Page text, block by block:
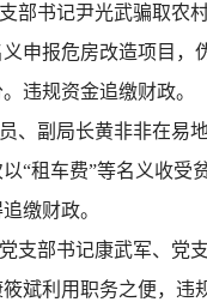
部书记尹光武骗取农
申报危房改造项目，
违规资金追缴财政。
、副局长黄非非在易
“租车费”等名义收
缴财政。
支部书记康武军、党
筱斌利用职务之便，